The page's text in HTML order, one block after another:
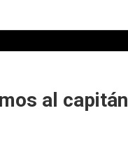
al capitán